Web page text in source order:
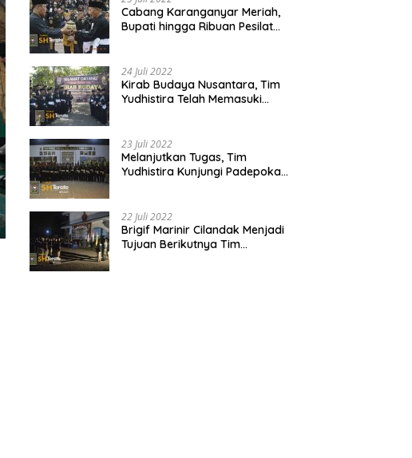
Cabang Karanganyar Meriah,
Bupati hingga Ribuan Pesilat
24 Juli 2022
Kirab Budaya Nusantara, Tim
Yudhistira Telah Memasuki
23 Juli 2022
Melanjutkan Tugas, Tim
Yudhistira Kunjungi Padepokan
22 Juli 2022
Brigif Marinir Cilandak Menjadi
Tujuan Berikutnya Tim